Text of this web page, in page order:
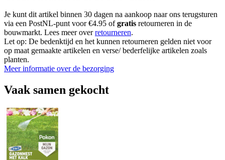
Je kunt dit artikel binnen 30 dagen na aankoop naar ons terugsturen
via een PostNL-punt voor €4.95 ofgratis retourneren in de
bouwmarkt. Lees meer overretourneren.
Let op: De bedenktijd en het kunnen retourneren gelden niet voor
op maat gemaakte artikelen en verse/ bederfelijke artikelen zoals
planten.
Meer informatie over de bezorging
Vaak samen gekocht